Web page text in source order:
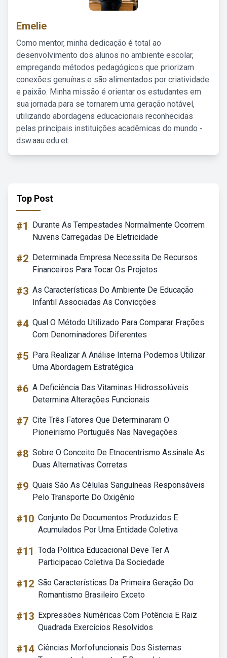
Emelie
Como mentor, minha dedicação é total ao
desenvolvimento dos alunos no ambiente escolar,
empregando métodos pedagógicos que priorizam
conexões genuínas e são alimentados por criatividade
e paixão. Minha missão é orientar os estudantes em
sua jornada para se tornarem uma geração notável,
utilizando abordagens educacionais reconhecidas
pelas principais instituições acadêmicas do mundo -
dsw.aau.edu.et.
Top Post
#1
Durante As Tempestades Normalmente Ocorrem
Nuvens Carregadas De Eletricidade
#2 Determinada Empresa Necessita De Recursos
Financeiros Para Tocar Os Projetos
#3 As Características Do Ambiente De Educação
Infantil Associadas As Convicções
#4 Qual O Método Utilizado Para Comparar Frações
Com Denominadores Diferentes
#5 Para Realizar A Análise Interna Podemos Utilizar
Uma Abordagem Estratégica
#6 A Deficiência Das Vitaminas Hidrossolúveis
Determina Alterações Funcionais
#7 Cite Três Fatores Que Determinaram O
Pioneirismo Português Nas Navegações
#8 Sobre O Conceito De Etnocentrismo Assinale As
Duas Alternativas Corretas
#9 Quais São As Células Sanguíneas Responsáveis
Pelo Transporte Do Oxigênio
#10 Conjunto De Documentos Produzidos E
Acumulados Por Uma Entidade Coletiva
#11 Toda Politica Educacional Deve Ter A
Participacao Coletiva Da Sociedade
#12 São Características Da Primeira Geração Do
Romantismo Brasileiro Exceto
#13 Expressões Numéricas Com Potência E Raiz
Quadrada Exercícios Resolvidos
#14 Ciências Morfofuncionais Dos Sistemas